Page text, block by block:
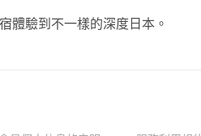
體驗到不一樣的深度日本。